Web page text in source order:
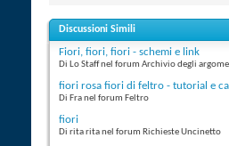
Discussioni Simili
Fiori, fiori, fiori - schemi e link
Di Lo Staff nel forum Archivio degli
fiori rosa fiori di feltro - tutorial e
Di Fra nel forum Feltro
fiori
Di rita rita nel forum Richieste Uncinetto